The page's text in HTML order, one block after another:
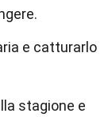
e catturarlo
stagione e